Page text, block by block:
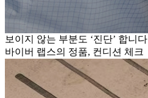
보이지 않는 부분도 ‘진단’ 합니다
바이버 랩스의 정품, 컨디션 체크